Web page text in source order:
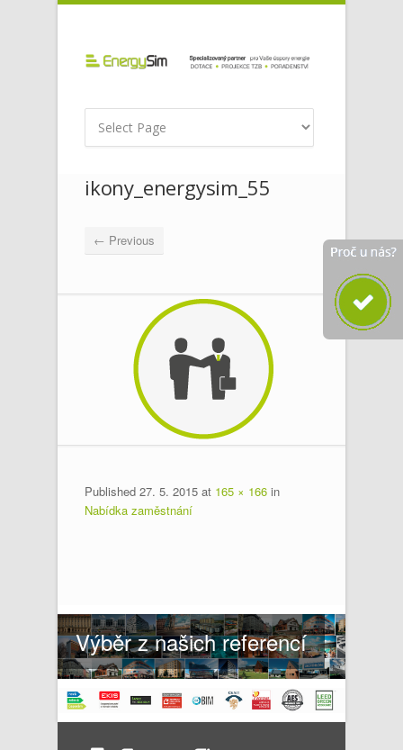
ikony_energysim_55
← Previous
Published 27. 5. 2015 at 165 × 166 in
Nabídka zaměstnání
Výběr z našich referencí